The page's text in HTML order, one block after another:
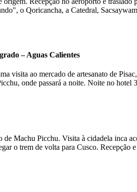
o Qoricancha, a Catedral,
– Aguas Calientes
visita ao mercado de artesanato de
onde passará a noite. Noite no hotel
Machu Picchu. Visita à cidadela inca
o trem de volta para Cusco.